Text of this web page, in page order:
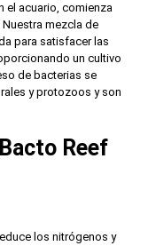
el acuario, comienza
mezcla de
para satisfacer las
un cultivo
de bacterias se
y protozoos y son
Reef
los nitrógenos y